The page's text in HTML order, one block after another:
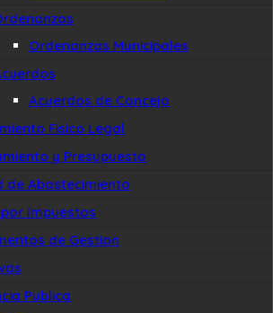
Ordenanzas Municipales
Acuerdos de Concejo
Fisico Legal
y Presupuesto
de Abastecimiento
Impuestos
de Gestion
Publica